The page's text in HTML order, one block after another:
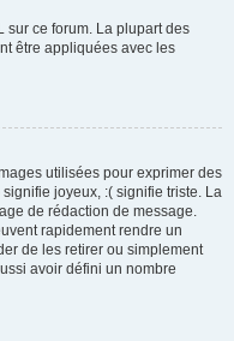
sur ce forum. La plupart des
être appliquées avec les
utilisées pour exprimer des
joyeux, :( signifie triste. La
de rédaction de message.
rapidement rendre un
de les retirer ou simplement
avoir défini un nombre